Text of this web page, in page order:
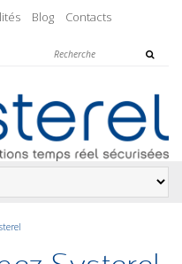
Blog Contacts